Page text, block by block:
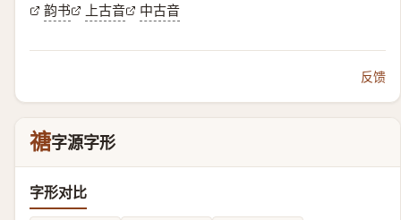
韵书 上古音 中古音
反馈
禟字源字形
字形对比